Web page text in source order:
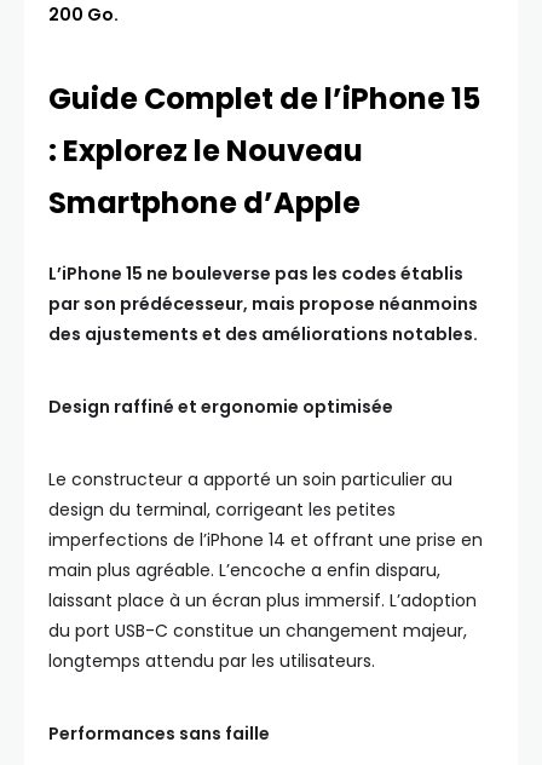
200 Go.
Guide Complet de l’iPhone 15
: Explorez le Nouveau
Smartphone d’Apple
L’iPhone 15 ne bouleverse pas les codes établis
par son prédécesseur, mais propose néanmoins
des ajustements et des améliorations notables.
Design raffiné et ergonomie optimisée
Le constructeur a apporté un soin particulier au
design du terminal, corrigeant les petites
imperfections de l’iPhone 14 et offrant une prise en
main plus agréable. L’encoche a enfin disparu,
laissant place à un écran plus immersif. L’adoption
du port USB-C constitue un changement majeur,
longtemps attendu par les utilisateurs.
Performances sans faille